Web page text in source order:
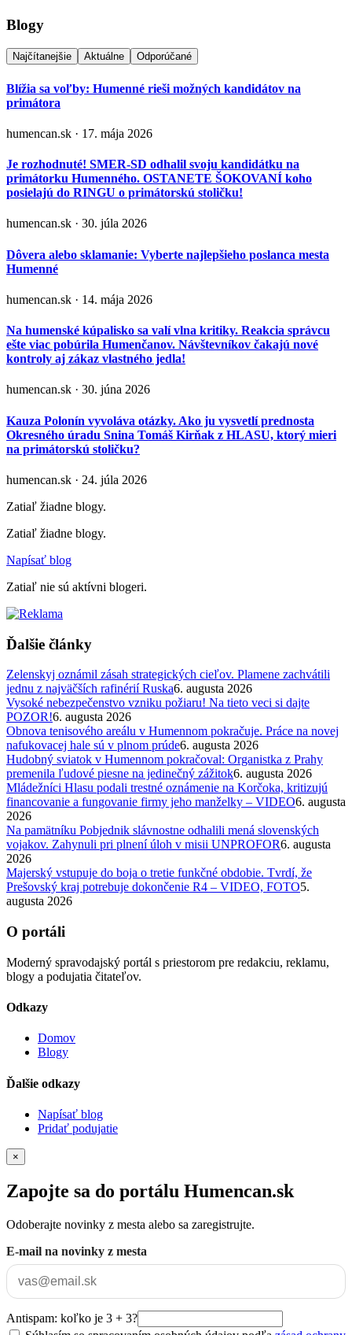
Blogy
Najčítanejšie Aktuálne Odporúčané
Blížia sa voľby: Humenné rieši možných kandidátov na
primátora
humencan.sk · 17. mája 2026
Je rozhodnuté! SMER-SD odhalil svoju kandidátku na
primátorku Humenného. OSTANETE ŠOKOVANÍ koho
posielajú do RINGU o primátorskú stoličku!
humencan.sk · 30. júla 2026
Dôvera alebo sklamanie: Vyberte najlepšieho poslanca mesta
Humenné
humencan.sk · 14. mája 2026
Na humenské kúpalisko sa valí vlna kritiky. Reakcia správcu
ešte viac pobúrila Humenčanov. Návštevníkov čakajú nové
kontroly aj zákaz vlastného jedla!
humencan.sk · 30. júna 2026
Kauza Polonín vyvoláva otázky. Ako ju vysvetlí prednosta
Okresného úradu Snina Tomáš Kirňak z HLASU, ktorý mieri
na primátorskú stoličku?
humencan.sk · 24. júla 2026
Zatiaľ žiadne blogy.
Zatiaľ žiadne blogy.
Napísať blog
Zatiaľ nie sú aktívni blogeri.
Ďalšie články
Zelenskyj oznámil zásah strategických cieľov. Plamene zachvátili
jednu z najväčších rafinérií Ruska6. augusta 2026
Vysoké nebezpečenstvo vzniku požiaru! Na tieto veci si dajte
POZOR!6. augusta 2026
Obnova tenisového areálu v Humennom pokračuje. Práce na novej
nafukovacej hale sú v plnom prúde6. augusta 2026
Hudobný sviatok v Humennom pokračoval: Organistka z Prahy
premenila ľudové piesne na jedinečný zážitok6. augusta 2026
Mládežníci Hlasu podali trestné oznámenie na Korčoka, kritizujú
financovanie a fungovanie firmy jeho manželky – VIDEO6. augusta
2026
Na pamätníku Pobjednik slávnostne odhalili mená slovenských
vojakov. Zahynuli pri plnení úloh v misii UNPROFOR6. augusta
2026
Majerský vstupuje do boja o tretie funkčné obdobie. Tvrdí, že
Prešovský kraj potrebuje dokončenie R4 – VIDEO, FOTO5.
augusta 2026
O portáli
Moderný spravodajský portál s priestorom pre redakciu, reklamu,
blogy a podujatia čitateľov.
Odkazy
Domov
Blogy
Ďalšie odkazy
Napísať blog
Pridať podujatie
×
Zapojte sa do portálu Humencan.sk
Odoberajte novinky z mesta alebo sa zaregistrujte.
E-mail na novinky z mesta
Antispam: koľko je 3 + 3?